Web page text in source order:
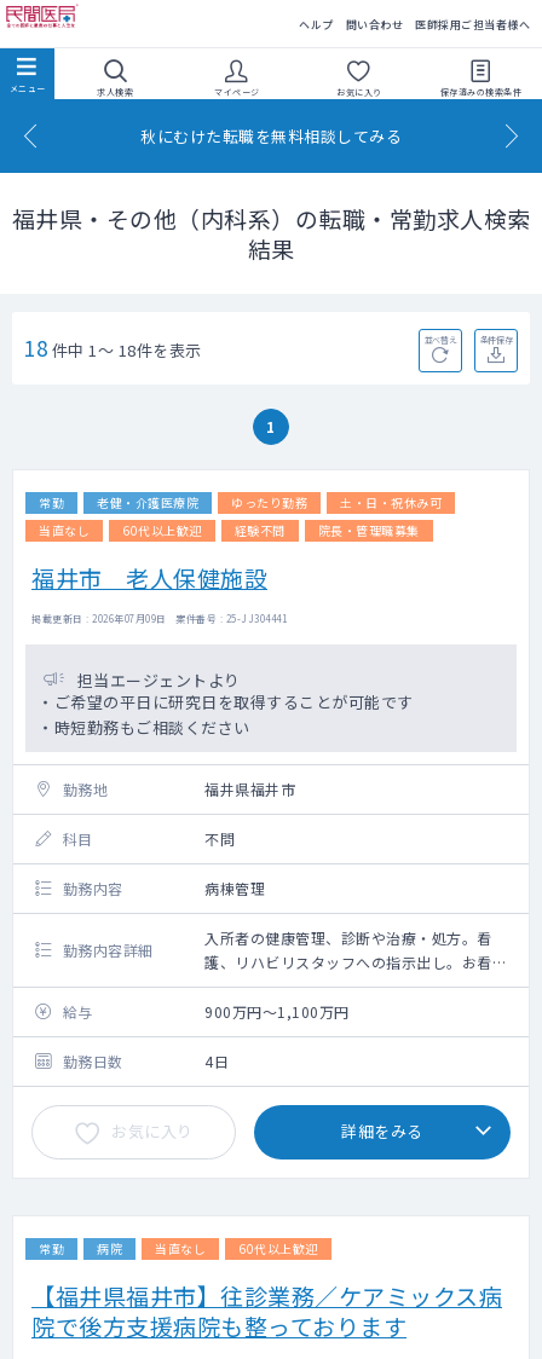
ヘルプ 問い合わせ 医師採用ご担当者様へ
求人検索 マイページ お気に入り 保存済みの検索条件
秋にむけた転職を無料相談してみる
福井県・その他（内科系）の転職・常勤求人検索
結果
18 件中 1～ 18件を表示 並べ替え 条件保存
1
常勤 老健・介護医療院 ゆったり勤務
土・日・祝休み可
当直なし
60代以上歓迎 経験不問 院長・管理職募集
福井市 老人保健施設
掲載更新日 : 2026年07月09日 案件番号 : 25-JJ304441
担当エージェントより
・ご希望の平日に研究日を取得することが可能です
・時短勤務もご相談ください
勤務地 福井県福井市
科目 不問
勤務内容 病棟管理
勤務内容詳細
入所者の健康管理、診断や治療・処方。看
護、リハビリスタッフへの指示出し。お看取
り。
管理会議への参加等
給与 900万円～1,100万円
勤務日数 4日
お気に入り 詳細をみる
常勤 病院 当直なし 60代以上歓迎
【福井県福井市】往診業務／ケアミックス病
院で後方支援病院も整っております